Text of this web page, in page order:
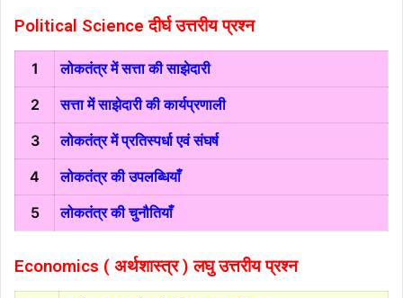
Political Scienceदीर्घ उत्तरीय प्रश्न
1
लोकतंत्र में सत्ता की साझेदारी
2
सत्ता में साझेदारी की कार्यप्रणाली
3
लोकतंत्र में प्रतिस्पर्धा एवं संघर्ष
4
लोकतंत्र की उपलब्धियाँ
5
लोकतंत्र की चुनौतियाँ
Economics ( अर्थशास्त्र )लघु उत्तरीय प्रश्न